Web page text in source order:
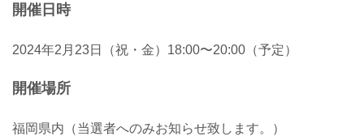
開催日時
2024年2月23日（祝・金）18:00〜20:00（予定）
開催場所
福岡県内（当選者へのみお知らせ致します。）